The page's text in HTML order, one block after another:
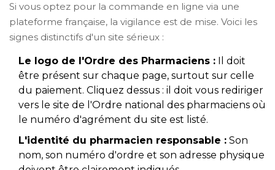
Si vous optez pour la commande en ligne via une
plateforme française, la vigilance est de mise. Voici les
signes distinctifs d'un site sérieux :
Le logo de l'Ordre des Pharmaciens : Il doit
être présent sur chaque page, surtout sur celle
du paiement. Cliquez dessus : il doit vous rediriger
vers le site de l'Ordre national des pharmaciens où
le numéro d'agrément du site est listé.
L'identité du pharmacien responsable : Son
nom, son numéro d'ordre et son adresse physique